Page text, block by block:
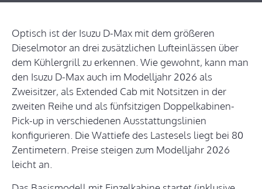
Optisch ist der Isuzu D-Max mit dem größeren
Dieselmotor an drei zusätzlichen Lufteinlässen über
dem Kühlergrill zu erkennen. Wie gewohnt, kann man
den Isuzu D-Max auch im Modelljahr 2026 als
Zweisitzer, als Extended Cab mit Notsitzen in der
zweiten Reihe und als fünfsitzigen Doppelkabinen-
Pick-up in verschiedenen Ausstattungslinien
konfigurieren. Die Wattiefe des Lastesels liegt bei 80
Zentimetern. Preise steigen zum Modelljahr 2026
leicht an.